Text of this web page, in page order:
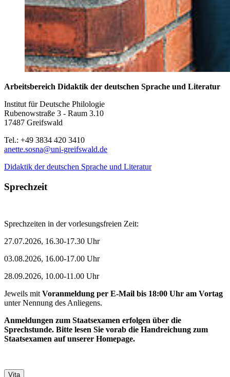
Arbeitsbereich Didaktik der deutschen Sprache und Literatur
Institut für Deutsche Philologie
Rubenowstraße 3 - Raum 3.10
17487 Greifswald
Tel.: +49 3834 420 3410
anette.sosna@uni-greifswald.de
Didaktik der deutschen Sprache und Literatur
Sprechzeit
Sprechzeiten in der vorlesungsfreien Zeit:
27.07.2026, 16.30-17.30 Uhr
03.08.2026, 16.00-17.00 Uhr
28.09.2026, 10.00-11.00 Uhr
Jeweils mit Voranmeldung per E-Mail bis 18:00 Uhr am Vortag
unter Nennung des Anliegens.
Anmeldungen zum Staatsexamen erfolgen über die
Sprechstunde. Bitte lesen Sie vorab die Handreichung zum
Staatsexamen auf unserer Homepage.
Vita